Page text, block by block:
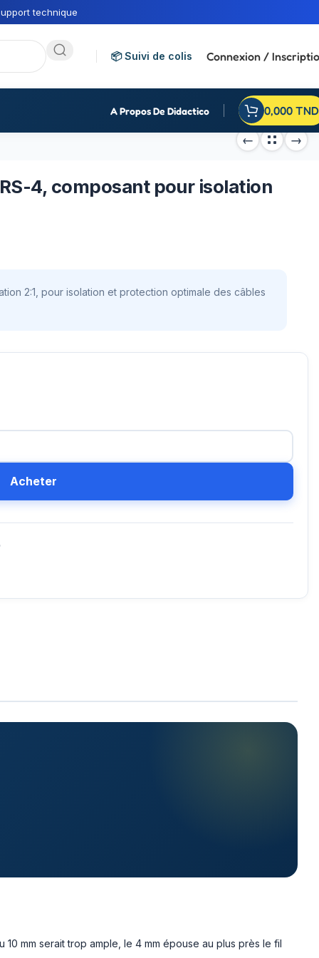
technique
📦 Suivi de colis Connexion /
A Propos De Didactico 0,000 TND
4, composant pour isolation
2:1, pour isolation et protection optimale des câbles
Acheter
mm serait trop ample, le 4 mm épouse au plus près le fil